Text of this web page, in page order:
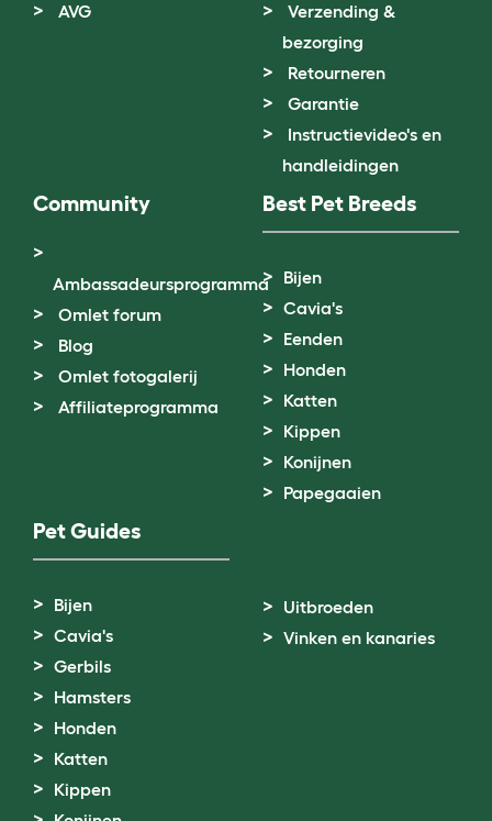
AVG
Verzending &
bezorging
Retourneren
Garantie
Instructievideo's en
handleidingen
Community
Ambassadeursprogramma
Omlet forum
Blog
Omlet fotogalerij
Affiliateprogramma
Best Pet Breeds
Bijen
Cavia's
Eenden
Honden
Katten
Kippen
Konijnen
Papegaaien
Pet Guides
Bijen
Cavia's
Gerbils
Hamsters
Honden
Katten
Kippen
Uitbroeden
Vinken en kanaries